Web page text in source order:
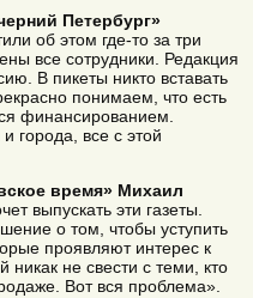
Петербург»
об этом где-то за три
все сотрудники. Редакция
В пикеты никто вставать
понимаем, что есть
финансированием.
города, все с этой
время» Михаил
выпускать эти газеты.
о том, чтобы уступить
проявляют интерес к
не свести с теми, кто
Вот вся проблема».